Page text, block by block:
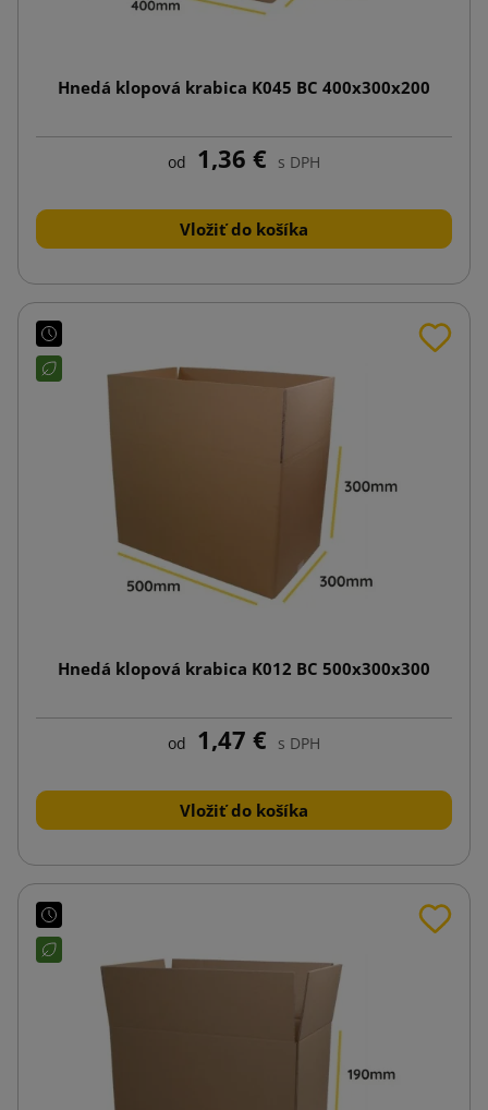
Hnedá klopová krabica K045 BC 400x300x200
od 1,36 € s DPH
Vložiť do košíka
Hnedá klopová krabica K012 BC 500x300x300
od 1,47 € s DPH
Vložiť do košíka